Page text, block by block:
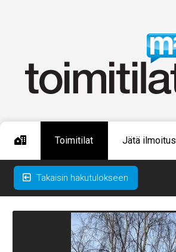
Toimitilat Jätä ilmoitus
Takaisin hakutulokseen